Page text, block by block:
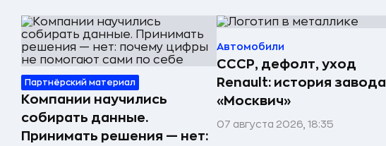
Партнёрский материал
Компании научились
собирать данные.
Принимать решения — нет:
Автомобили
СССР, дефолт, уход
Renault: история завода
«Москвич»
07 августа 2026, 18:35